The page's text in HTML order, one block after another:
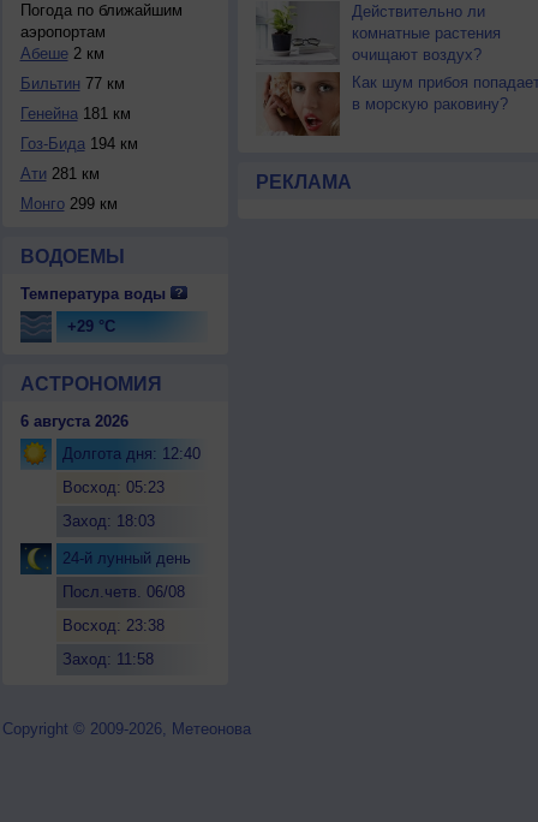
Погода по ближайшим
аэропортам
Абеше2 км
Бильтин 77 км
Генейна181 км
Гоз-Бида194 км
Ати 281 км
Монго299 км
ВОДОЕМЫ
Температура воды
+29 °C
АСТРОНОМИЯ
6 августа 2026
Долгота дня: 12:40
Восход: 05:23
Заход: 18:03
24-й лунный день
Посл.четв. 06/08
Восход: 23:38
Заход: 11:58
Действительно ли
комнатные растения
очищают воздух?
Как шум прибоя
в морскую раковину?
РЕКЛАМА
Copyright © 2009-2026, Метеонова